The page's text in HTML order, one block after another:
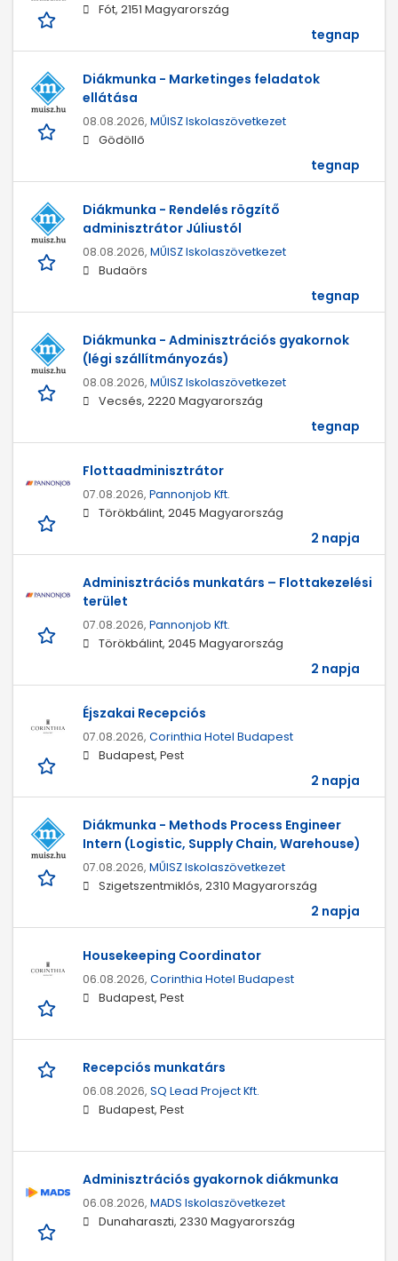
Fót, 2151 Magyarország
tegnap
Diákmunka - Marketinges feladatok
ellátása
08.08.2026, MŰISZ Iskolaszövetkezet
Gödöllő
tegnap
Diákmunka - Rendelés rögzítő
adminisztrátor Júliustól
08.08.2026, MŰISZ Iskolaszövetkezet
Budaörs
tegnap
Diákmunka - Adminisztrációs gyakornok
(légi szállítmányozás)
08.08.2026, MŰISZ Iskolaszövetkezet
Vecsés, 2220 Magyarország
tegnap
Flottaadminisztrátor
07.08.2026, Pannonjob Kft.
Törökbálint, 2045 Magyarország
2 napja
Adminisztrációs munkatárs – Flottakezelési
terület
07.08.2026, Pannonjob Kft.
Törökbálint, 2045 Magyarország
2 napja
Éjszakai Recepciós
07.08.2026, Corinthia Hotel Budapest
Budapest, Pest
2 napja
Diákmunka - Methods Process Engineer
Intern (Logistic, Supply Chain, Warehouse)
07.08.2026, MŰISZ Iskolaszövetkezet
Szigetszentmiklós, 2310 Magyarország
2 napja
Housekeeping Coordinator
06.08.2026, Corinthia Hotel Budapest
Budapest, Pest
Recepciós munkatárs
06.08.2026, SQ Lead Project Kft.
Budapest, Pest
Adminisztrációs gyakornok diákmunka
06.08.2026, MADS Iskolaszövetkezet
Dunaharaszti, 2330 Magyarország